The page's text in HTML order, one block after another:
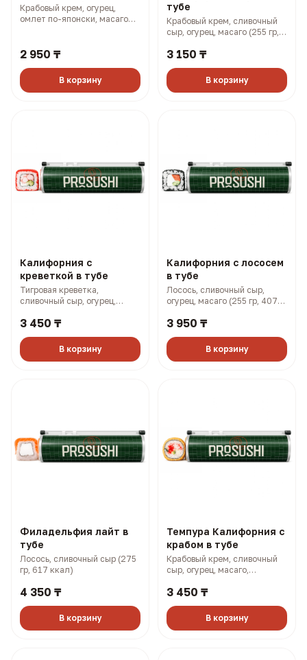
Крабовый крем, огурец,
омлет по-японски, масаго
2 950 ₸
В корзину
тубе
Крабовый крем, сливочный
сыр, огурец, масаго (255 гр,
3 150 ₸
В корзину
Калифорния с
креветкой в тубе
Тигровая креветка,
сливочный сыр, огурец,
3 450 ₸
В корзину
Калифорния с лососем
в тубе
Лосось, сливочный сыр,
огурец, масаго (255 гр, 407
3 950 ₸
В корзину
Филадельфия лайт в
тубе
Лосось, сливочный сыр (275
гр, 617 ккал)
4 350 ₸
В корзину
Темпура Калифорния с
крабом в тубе
Крабовый крем, сливочный
сыр, огурец, масаго,
3 450 ₸
В корзину